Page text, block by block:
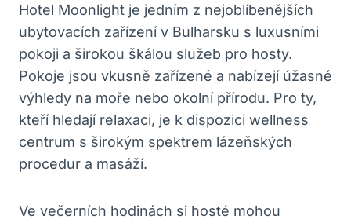
Hotel Moonlight je jedním z nejoblíbenějších
ubytovacích zařízení v Bulharsku s luxusními
pokoji a širokou škálou služeb pro hosty.
Pokoje jsou vkusně zařízené a nabízejí úžasné
výhledy na moře nebo okolní přírodu. Pro ty,
kteří hledají relaxaci, je k dispozici wellness
centrum s širokým spektrem lázeňských
procedur a masáží.
Ve večerních hodinách si hosté mohou